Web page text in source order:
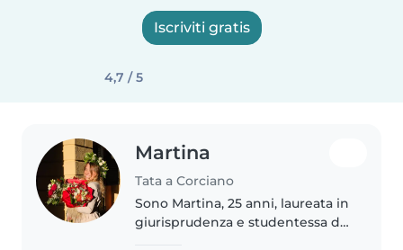
Iscriviti gratis
4,7 / 5
Martina
Tata a Corciano
Sono Martina, 25 anni, laureata in
giurisprudenza e studentessa del